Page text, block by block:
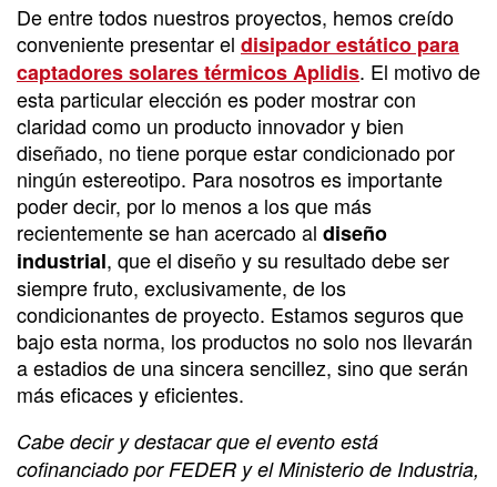
De entre todos nuestros proyectos, hemos creído
conveniente presentar el disipador estático para
captadores solares térmicos Aplidis. El motivo de
esta particular elección es poder mostrar con
claridad como un producto innovador y bien
diseñado, no tiene porque estar condicionado por
ningún estereotipo. Para nosotros es importante
poder decir, por lo menos a los que más
recientemente se han acercado al diseño
industrial, que el diseño y su resultado debe ser
siempre fruto, exclusivamente, de los
condicionantes de proyecto. Estamos seguros que
bajo esta norma, los productos no solo nos llevarán
a estadios de una sincera sencillez, sino que serán
más eficaces y eficientes.
Cabe decir y destacar que el evento está
cofinanciado por FEDER y el Ministerio de Industria,